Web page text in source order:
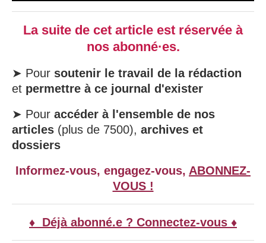
La suite de cet article est réservée à
nos abonné·es.
➤ Pour soutenir le travail de la rédaction
et permettre à ce journal d'exister
➤ Pour accéder à l'ensemble de nos
articles (plus de 7500), archives et
dossiers
Informez-vous, engagez-vous, ABONNEZ-
VOUS !
♦ Déjà abonné.e ? Connectez-vous ♦